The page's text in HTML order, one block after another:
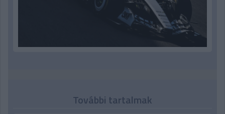
További tartalmak